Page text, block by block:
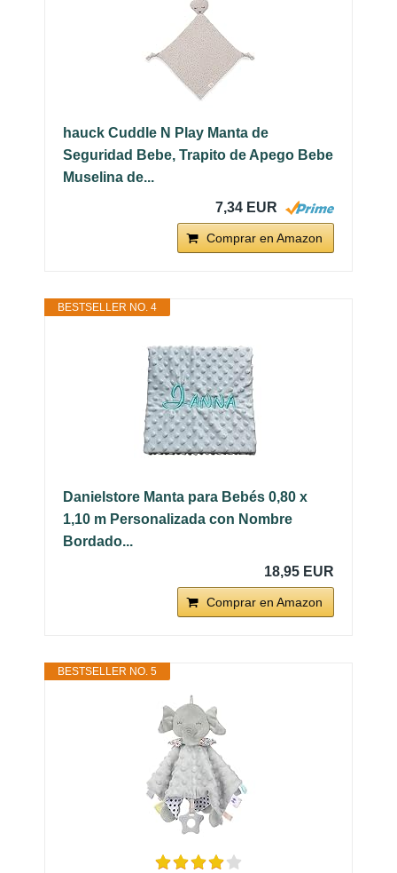
hauck Cuddle N Play Manta de
Seguridad Bebe, Trapito de Apego Bebe
Muselina de...
7,34 EUR
Comprar en Amazon
BESTSELLER NO. 4
Danielstore Manta para Bebés 0,80 x
1,10 m Personalizada con Nombre
Bordado...
18,95 EUR
Comprar en Amazon
BESTSELLER NO. 5